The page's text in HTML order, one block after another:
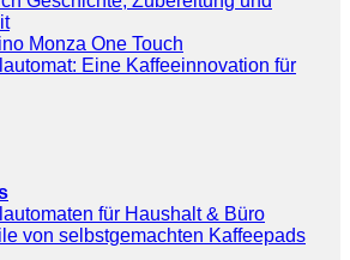
Monza One Touch
Eine Kaffeeinnovation für
für Haushalt & Büro
von selbstgemachten Kaffeepads